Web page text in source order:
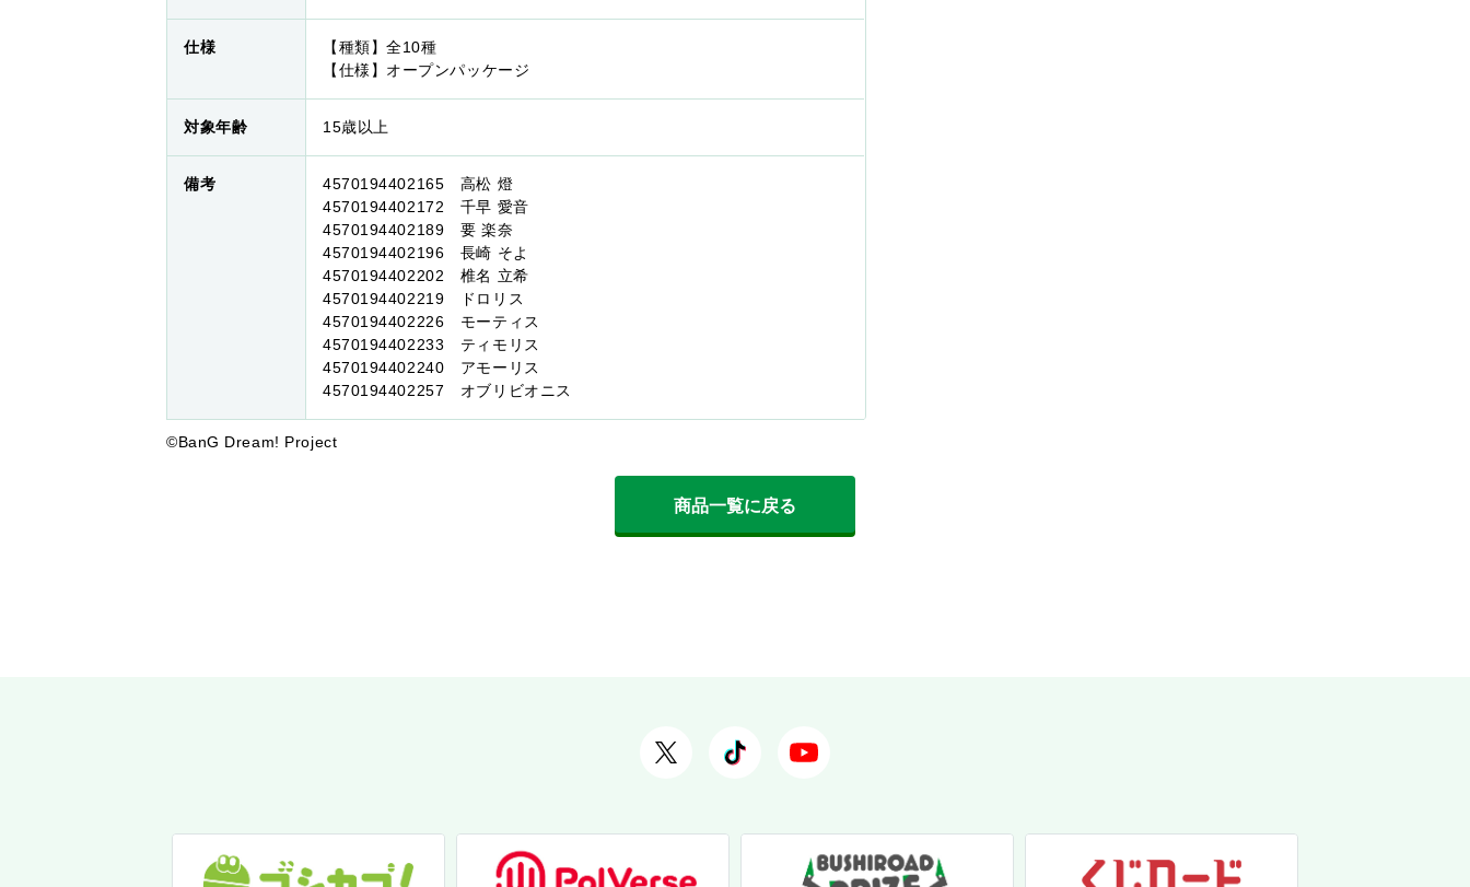
仕様
【種類】全10種
【仕様】オープンパッケージ
対象年齢 15歳以上
備考
4570194402165 高松 燈
4570194402172 千早 愛音
4570194402189 要 楽奈
4570194402196 長崎 そよ
4570194402202 椎名 立希
4570194402219 ドロリス
4570194402226 モーティス
4570194402233 ティモリス
4570194402240 アモーリス
4570194402257 オブリビオニス
©BanG Dream! Project
商品一覧に戻る